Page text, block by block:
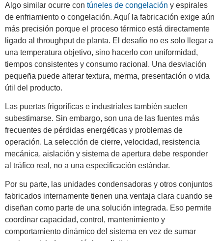
Algo similar ocurre con túneles de congelación y espirales
de enfriamiento o congelación. Aquí la fabricación exige aún
más precisión porque el proceso térmico está directamente
ligado al throughput de planta. El desafío no es solo llegar a
una temperatura objetivo, sino hacerlo con uniformidad,
tiempos consistentes y consumo racional. Una desviación
pequeña puede alterar textura, merma, presentación o vida
útil del producto.
Las puertas frigoríficas e industriales también suelen
subestimarse. Sin embargo, son una de las fuentes más
frecuentes de pérdidas energéticas y problemas de
operación. La selección de cierre, velocidad, resistencia
mecánica, aislación y sistema de apertura debe responder
al tráfico real, no a una especificación estándar.
Por su parte, las unidades condensadoras y otros conjuntos
fabricados internamente tienen una ventaja clara cuando se
diseñan como parte de una solución integrada. Eso permite
coordinar capacidad, control, mantenimiento y
comportamiento dinámico del sistema en vez de sumar